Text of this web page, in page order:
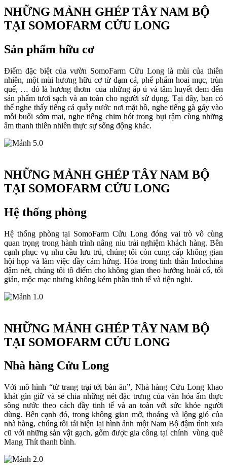
NHỮNG MẢNH GHÉP TÂY NAM BỘ
TẠI SOMOFARM CỬU LONG
Sản phẩm hữu cơ
Điểm đặc biệt của vườn SomoFarm Cửu Long là mùi của thiên
nhiên, một mùi hương hữu cơ từ đạm cá, phế phẩm hoai mục, trùn
quế, … đó là hương thơm của những ấp ủ và tâm huyết đem đến
sản phẩm tươi sạch và an toàn cho người sử dụng. Tại đây, bạn có
thể nghe thấy tiếng cá quẫy nước nơi mặt hồ, nghe tiếng gà gáy vào
mỗi buổi sớm mai, nghe tiếng chim hót trong bụi rậm cùng những
âm thanh thiên nhiên thực sự sống động khác.
NHỮNG MẢNH GHÉP TÂY NAM BỘ
TẠI SOMOFARM CỬU LONG
Hệ thống phòng
Hệ thống phòng tại SomoFarm Cửu Long đóng vai trò vô cùng
quan trọng trong hành trình nâng niu trải nghiệm khách hàng. Bên
cạnh phục vụ nhu cầu lưu trú, chúng tôi còn cung cấp không gian
hội họp và làm việc đầy cảm hứng. Hòa trong tinh thần Indochina
đậm nét, chúng tôi tô điểm cho không gian theo hướng hoài cổ, tối
giản, mộc mạc nhưng không kém phần tinh tế và tiện nghi.
NHỮNG MẢNH GHÉP TÂY NAM BỘ
TẠI SOMOFARM CỬU LONG
Nhà hàng Cửu Long
Với mô hình “từ trang trại tới bàn ăn”, Nhà hàng Cửu Long khao
khát gìn giữ và sẻ chia những nét đặc trưng của văn hóa ẩm thực
sông nước theo cách đầy tinh tế và an toàn với sức khỏe người
dùng. Bên cạnh đó, trong không gian mở, thoáng và lộng gió của
nhà hàng, chúng tôi tái hiện lại hình ảnh một Nam Bộ đậm tình xưa
cũ với những sản vật gạch, gốm được gia công tại chính vùng quê
Mang Thít thanh bình.